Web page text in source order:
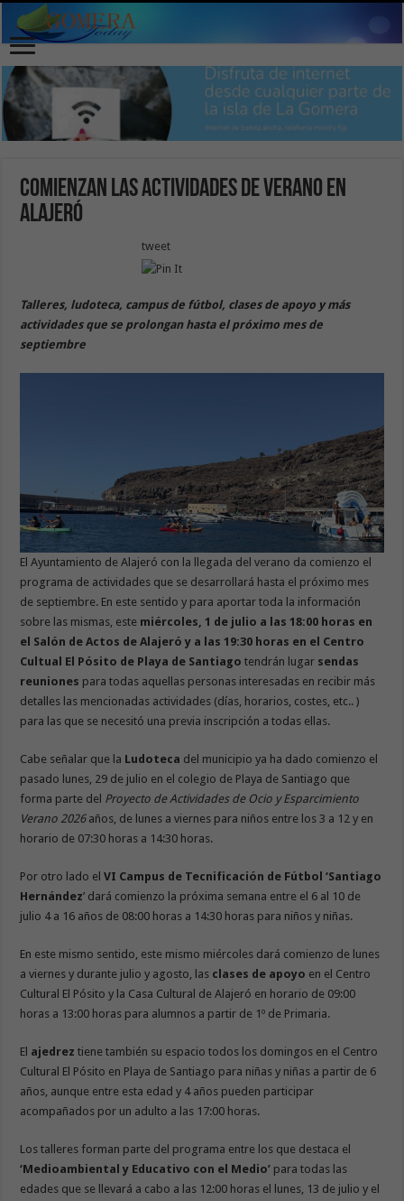
Comienzan las actividades de verano en
Alajeró
tweet
Talleres, ludoteca, campus de fútbol, clases de apoyo y más
actividades que se prolongan hasta el próximo mes de
septiembre
El Ayuntamiento de Alajeró con la llegada del verano da comienzo el
programa de actividades que se desarrollará hasta el próximo mes
de septiembre. En este sentido y para aportar toda la información
sobre las mismas, este miércoles, 1 de julio a las 18:00 horas en
el Salón de Actos de Alajeró y a las 19:30 horas en el Centro
Cultual El Pósito de Playa de Santiago tendrán lugar sendas
reuniones para todas aquellas personas interesadas en recibir más
detalles las mencionadas actividades (días, horarios, costes, etc.. )
para las que se necesitó una previa inscripción a todas ellas.
Cabe señalar que la Ludoteca del municipio ya ha dado comienzo el
pasado lunes, 29 de julio en el colegio de Playa de Santiago que
forma parte del Proyecto de Actividades de Ocio y Esparcimiento
Verano 2026años, de lunes a viernes para niños entre los 3 a 12 y en
horario de 07:30 horas a 14:30 horas.
Por otro lado elVI Campus de Tecnificación de Fútbol ‘Santiago
Hernández’ dará comienzo la próxima semana entre el 6 al 10 de
julio 4 a 16 años de 08:00 horas a 14:30 horas para niños y niñas.
En este mismo sentido, este mismo miércoles dará comienzo de lunes
a viernes y durante julio y agosto, las clases de apoyo en el Centro
Cultural El Pósito y la Casa Cultural de Alajeró en horario de 09:00
horas a 13:00 horas para alumnos a partir de 1º de Primaria.
El ajedrez tiene también su espacio todos los domingos en el Centro
Cultural El Pósito en Playa de Santiago para niñas y niñas a partir de 6
años, aunque entre esta edad y 4 años pueden participar
acompañados por un adulto a las 17:00 horas.
Los talleres forman parte del programa entre los que destaca el
‘Medioambiental y Educativo con el Medio’ para todas las
edades que se llevará a cabo a las 12:00 horas el lunes, 13 de julio y el